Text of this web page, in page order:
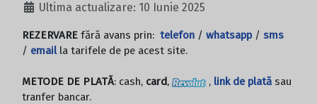
Ultima actualizare: 10 Iunie 2025
REZERVARE fără avans prin: telefon / whatsapp / sms
/ emailla tarifele de pe acest site.
METODE DE PLATĂ: cash, card, , link de plată sau
tranfer bancar.